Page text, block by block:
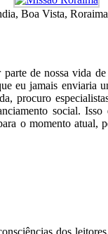
Boa Vista,
de nossa vida
eu jamais enviaria
procuro
social.
o momento atual,